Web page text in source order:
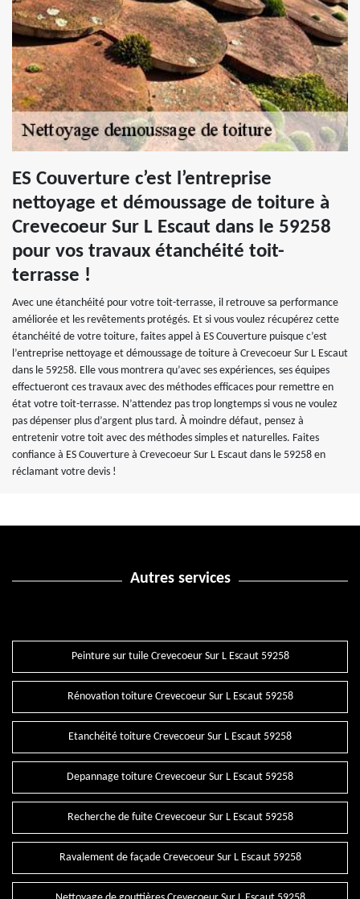
ES Couverture c’est l’entreprise
nettoyage et démoussage de toiture à
Crevecoeur Sur L Escaut dans le 59258
pour vos travaux étanchéité toit-
terrasse !
Avec une étanchéité pour votre toit-terrasse, il retrouve sa performance
améliorée et les revêtements protégés. Et si vous voulez récupérez cette
étanchéité de votre toiture, faites appel à ES Couverture puisque c’est
l’entreprise nettoyage et démoussage de toiture à Crevecoeur Sur L Escaut
dans le 59258. Elle vous montrera qu’avec ses expériences, ses équipes
effectueront ces travaux avec des méthodes efficaces pour remettre en
état votre toit-terrasse. N’attendez pas trop longtemps si vous ne voulez
pas dépenser plus d’argent plus tard. À moindre défaut, pensez à
entretenir votre toit avec des méthodes simples et naturelles. Faites
confiance à ES Couverture à Crevecoeur Sur L Escaut dans le 59258 en
réclamant votre devis !
Autres services
Peinture sur tuile Crevecoeur Sur L Escaut 59258
Rénovation toiture Crevecoeur Sur L Escaut 59258
Etanchéité toiture Crevecoeur Sur L Escaut 59258
Depannage toiture Crevecoeur Sur L Escaut 59258
Recherche de fuite Crevecoeur Sur L Escaut 59258
Ravalement de façade Crevecoeur Sur L Escaut 59258